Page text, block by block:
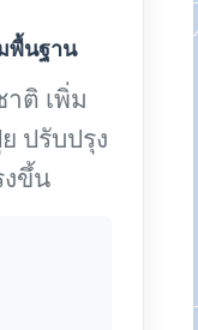
พื้นฐาน
ติ เพิ่ม
ปรับปรุง
ขึ้น